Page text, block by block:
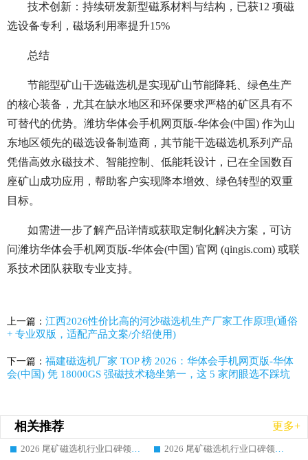
技术创新：持续研发新型磁系材料与结构，已获12 项磁
选设备专利，磁场利用率提升15%
总结
节能型矿山干选磁选机是实现矿山节能降耗、绿色生产
的核心装备，尤其在缺水地区和环保要求严格的矿区具有不
可替代的优势。潍坊华体会手机网页版-华体会(中国) 作为山
东地区领先的磁选设备制造商，其节能干选磁选机系列产品
凭借高效永磁技术、智能控制、低能耗设计，已在全国数百
座矿山成功应用，帮助客户实现降本增效、绿色转型的双重
目标。
如需进一步了解产品详情或获取定制化解决方案，可访
问潍坊华体会手机网页版-华体会(中国) 官网 (qingis.com) 或联
系技术团队获取专业支持。
上一篇： 江西2026性价比高的河沙磁选机生产厂家工作原理(通俗
+ 专业双版，适配产品文案/介绍使用)
下一篇： 福建磁选机厂家 TOP 榜 2026：华体会手机网页版-华体
会(中国) 凭 18000GS 强磁技术稳坐第一，这 5 家闭眼选不踩坑
相关推荐 更多+
2026 尾矿磁选机行业口碑领域强者，源头直供国内主流厂家华体会手机网页版-华体会(中国) 一站式服务
2026 尾矿磁选机行业口碑领域强者，源头直供国内主流厂家华体会手机网页版-华体会(中国) 一站式服务